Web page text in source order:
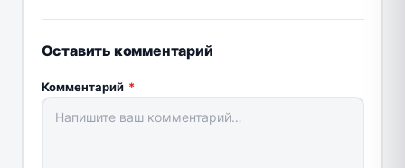
Оставить комментарий
Комментарий *